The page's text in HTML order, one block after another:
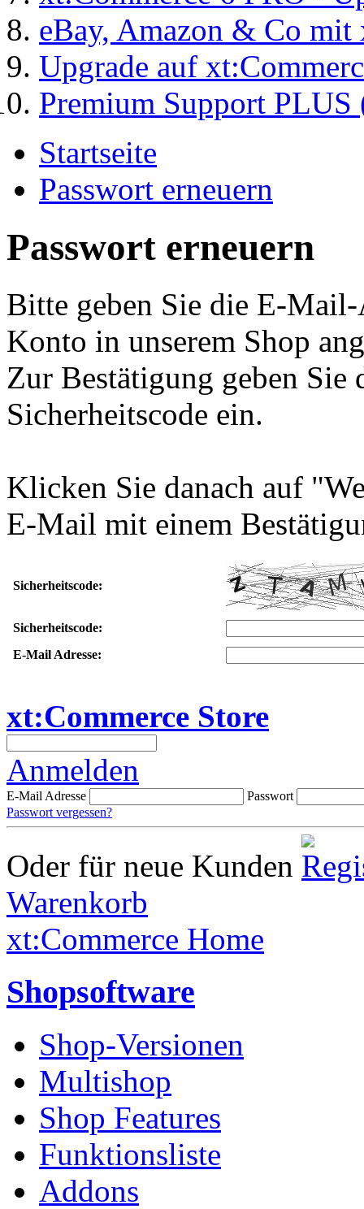
eBay, Amazon & Co
Upgrade auf
Premium Support
Startseite
Passwort erneuern
Passwort erneuern
Bitte geben Sie die E-
Konto in unserem Shop
Zur Bestätigung geben Sie
Sicherheitscode ein.
Klicken Sie danach auf
E-Mail mit einem
Sicherheitscode:
Sicherheitscode:
E-Mail Adresse:
xt:Commerce Store
Anmelden
E-Mail Adresse
Passwort
Passwort vergessen?
Oder für neue Kunden
Warenkorb
xt:Commerce Home
Shopsoftware
Shop-Versionen
Multishop
Shop Features
Funktionsliste
Addons